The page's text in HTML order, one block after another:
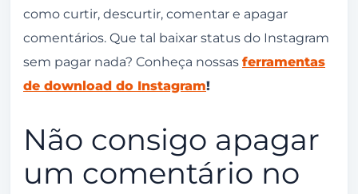
como curtir, descurtir, comentar e apagar
comentários. Que tal baixar status do Instagram
sem pagar nada? Conheça nossas ferramentas
de download do Instagram!
Não consigo apagar
um comentário no